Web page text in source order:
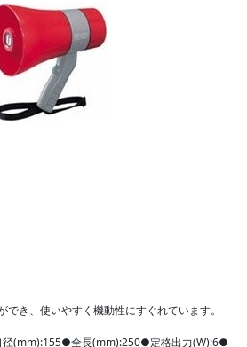
き、使いやすく機動性にすぐれています。
(mm):155●全長(mm):250●定格出力(W):6●